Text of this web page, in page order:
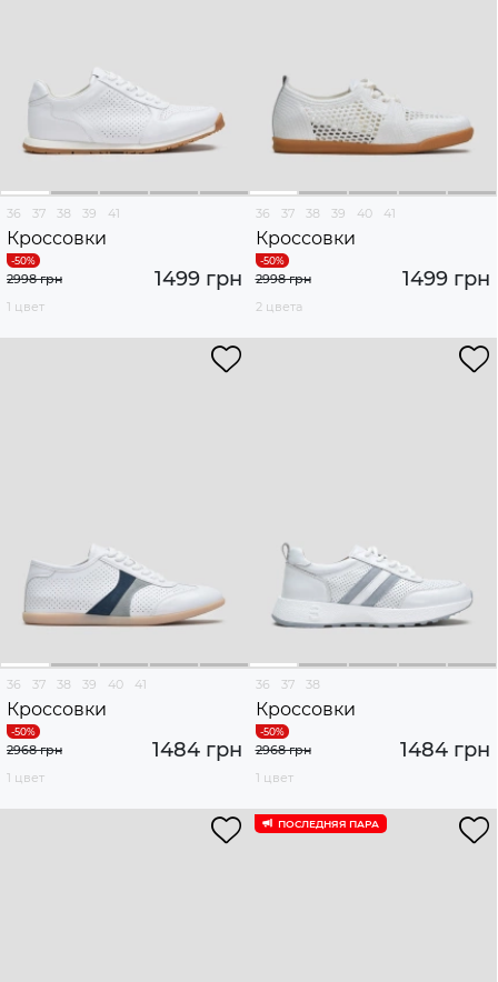
36 37 38 39 41
Кроссовки
1499 грн
2998 грн
1 цвет
36 37 38 39 40 41
Кроссовки
1499 грн
2998 грн
2 цвета
36 37 38 39 40 41
Кроссовки
1484 грн
2968 грн
1 цвет
36 37 38
Кроссовки
1484 грн
2968 грн
1 цвет
ПОСЛЕДНЯЯ ПАРА